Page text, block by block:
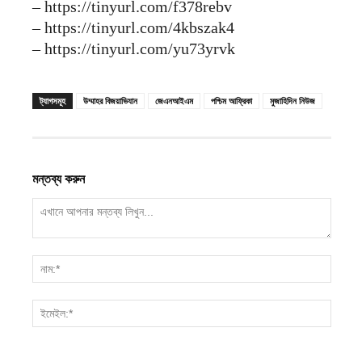
– https://tinyurl.com/f378rebv
– https://tinyurl.com/4kbszak4
– https://tinyurl.com/yu73yrvk
ট্যাগসমূহ উম্মাহর বিজয়াভিযান জেএনআইএম পশ্চিম আফ্রিকা মুজাহিদিন নিউজ
মন্তব্য করুন